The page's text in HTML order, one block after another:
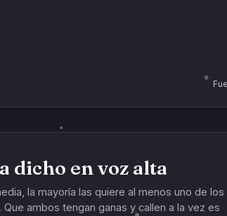
dicho en voz alta
la mayoría las quiere al menos uno de los
ambos tengan ganas y callen a la vez es